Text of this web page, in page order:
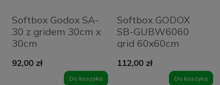
Softbox Godox SA-
30 z gridem 30cm x
30cm
92,00 zł
Do koszyka
Softbox GODOX
SB-GUBW6060
grid 60x60cm
112,00 zł
Do koszyka